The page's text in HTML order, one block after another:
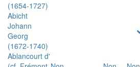
(1654-1727)
Abicht
Johann
Georg
(1672-1740)
Ablancourt d'